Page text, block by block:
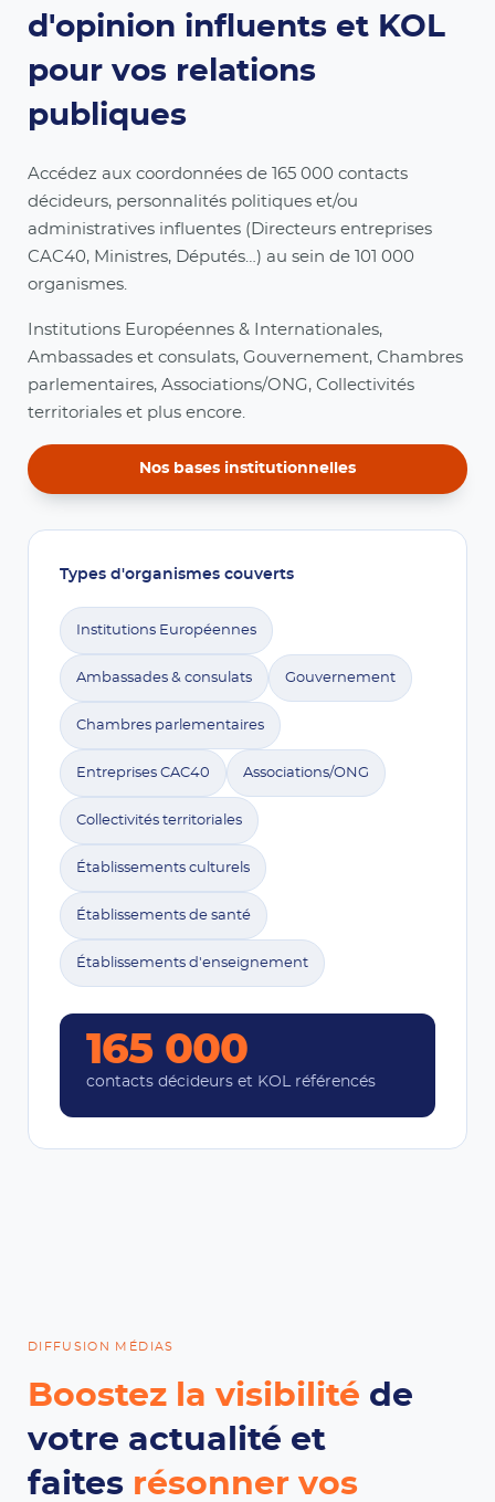
d'opinion influents et KOL
pour vos relations
publiques
Accédez aux coordonnées de 165 000 contacts
décideurs, personnalités politiques et/ou
administratives influentes (Directeurs entreprises
CAC40, Ministres, Députés…) au sein de 101 000
organismes.
Institutions Européennes & Internationales,
Ambassades et consulats, Gouvernement, Chambres
parlementaires, Associations/ONG, Collectivités
territoriales et plus encore.
Nos bases institutionnelles
Types d'organismes couverts
Institutions Européennes
Ambassades & consulats Gouvernement
Chambres parlementaires
Entreprises CAC40 Associations/ONG
Collectivités territoriales
Établissements culturels
Établissements de santé
Établissements d'enseignement
165 000
contacts décideurs et KOL référencés
DIFFUSION MÉDIAS
Boostez la visibilité de
votre actualité et
faites résonner vos